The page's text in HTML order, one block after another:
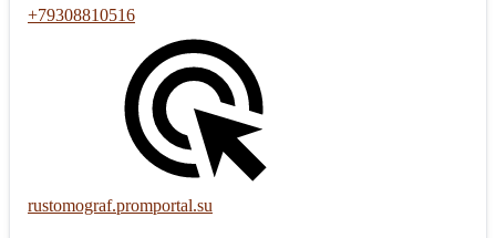
+79308810516
rustomograf.promportal.su